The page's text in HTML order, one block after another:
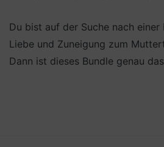
Du bist auf der Suche nach
Liebe und Zuneigung zum
Dann ist dieses Bundle genau